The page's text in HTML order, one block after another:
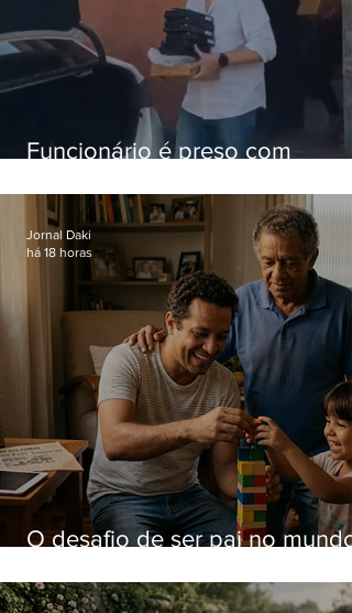
Funcionário é preso com
Hospital do Andaraí
O desafio de ser pai no mundo
Jornal Daki
há 18 horas